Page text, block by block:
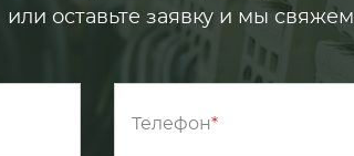
или оставьте заявку и мы
Телефон